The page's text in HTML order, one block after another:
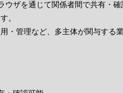
ザを通じて関係者間で共有・
。
管理など、多主体が関与する